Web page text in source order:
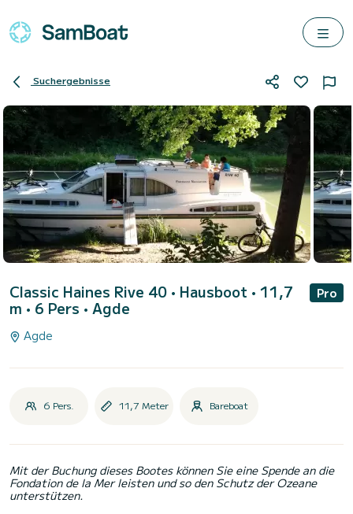
Suchergebnisse
Classic Haines Rive 40 • Hausboot • 11,7
m • 6 Pers • Agde
Pro
Agde
6 Pers. 11,7 Meter Bareboat
Mit der Buchung dieses Bootes können Sie eine Spende an die
Fondation de la Mer leisten und so den Schutz der Ozeane
unterstützen.